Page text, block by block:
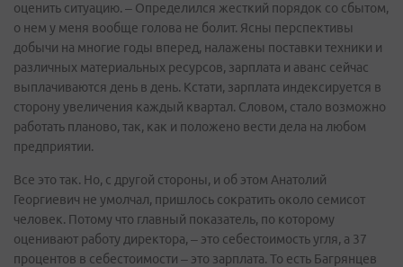
оценить ситуацию. – Определился жесткий порядок со сбытом,
о нем у меня вообще голова не болит. Ясны перспективы
добычи на многие годы вперед, налажены поставки техники и
различных материальных ресурсов, зарплата и аванс сейчас
выплачиваются день в день. Кстати, зарплата индексируется в
сторону увеличения каждый квартал. Словом, стало возможно
работать планово, так, как и положено вести дела на любом
предприятии.
Все это так. Но, с другой стороны, и об этом Анатолий
Георгиевич не умолчал, пришлось сократить около семисот
человек. Потому что главный показатель, по которому
оценивают работу директора, – это себестоимость угля, а 37
процентов в себестоимости – это зарплата. То есть Багрянцев